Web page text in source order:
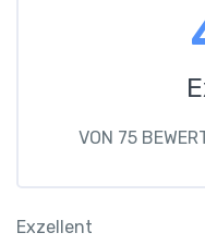
VON 75
Exzellent